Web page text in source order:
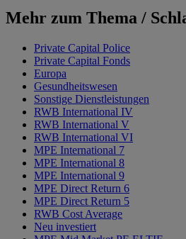
Mehr zum Thema /
Private Capital Police
Private Capital Fonds
Europa
Gesundheitswesen
Sonstige Dienstleistungen
RWB International IV
RWB International V
RWB International VI
MPE International 7
MPE International 8
MPE International 9
MPE Direct Return 6
MPE Direct Return 5
RWB Cost Average
Neu investiert